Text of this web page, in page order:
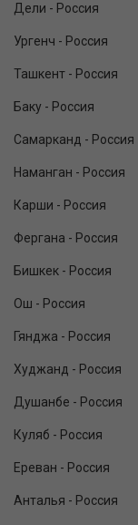
Дели - Россия
Ургенч - Россия
Ташкент - Россия
Баку - Россия
Самарканд - Россия
Наманган - Россия
Карши - Россия
Фергана - Россия
Бишкек - Россия
Ош - Россия
Гянджа - Россия
Худжанд - Россия
Душанбе - Россия
Куляб - Россия
Ереван - Россия
Анталья - Россия